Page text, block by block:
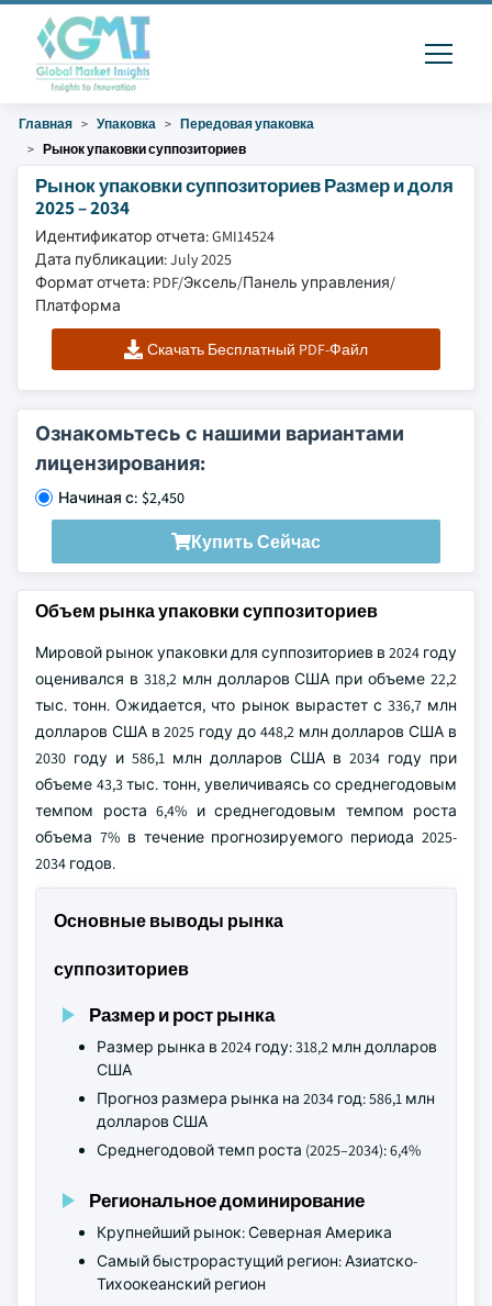
Главная Упаковка
Передовая упаковка
Рынок упаковки суппозиториев
Рынок упаковки суппозиториев Размер и доля
2025 – 2034
Идентификатор отчета: GMI14524
Дата публикации: July 2025
Формат отчета: PDF/Эксель/Панель управления/
Платформа
Скачать Бесплатный PDF-Файл
Ознакомьтесь с нашими вариантами
лицензирования:
Начиная с: $2,450
Купить Сейчас
Объем рынка упаковки суппозиториев
Мировой рынок упаковки для суппозиториев в 2024 году
оценивался в 318,2 млн долларов США при объеме 22,2
тыс. тонн. Ожидается, что рынок вырастет с 336,7 млн
долларов США в 2025 году до 448,2 млн долларов США в
2030 году и 586,1 млн долларов США в 2034 году при
объеме 43,3 тыс. тонн, увеличиваясь со среднегодовым
темпом роста 6,4% и среднегодовым темпом роста
объема 7% в течение прогнозируемого периода 2025-
2034 годов.
Основные выводы рынка
суппозиториев
Размер и рост рынка
Размер рынка в 2024 году: 318,2 млн долларов
США
Прогноз размера рынка на 2034 год: 586,1 млн
долларов США
Среднегодовой темп роста (2025–2034): 6,4%
Региональное доминирование
Крупнейший рынок: Северная Америка
Самый быстрорастущий регион: Азиатско-
Тихоокеанский регион